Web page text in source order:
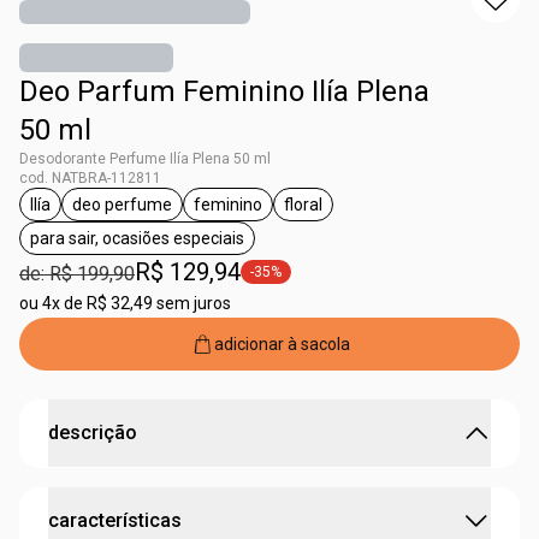
Deo Parfum Feminino Ilía Plena
50 ml
Desodorante Perfume Ilía Plena 50 ml
cod. NATBRA-112811
etiqueta Ilía
Ilía
etiqueta deo perfume
deo perfume
etiqueta feminino
feminino
etiqueta floral
floral
etiqueta para sair, ocasiões especiais
para sair, ocasiões especiais
de: R$ 199,90R$ 129,94 etiqueta -35%
-35%
ou 4x de R$ 32,49 sem juros
adicionar à sacola
descrição
busca de sua melhor versão.
características